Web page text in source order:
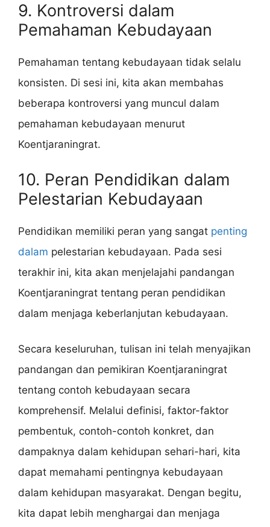
9. Kontroversi dalam
Pemahaman Kebudayaan
Pemahaman tentang kebudayaan tidak selalu
konsisten. Di sesi ini, kita akan membahas
beberapa kontroversi yang muncul dalam
pemahaman kebudayaan menurut
Koentjaraningrat.
10. Peran Pendidikan dalam
Pelestarian Kebudayaan
Pendidikan memiliki peran yang sangat penting
dalam pelestarian kebudayaan. Pada sesi
terakhir ini, kita akan menjelajahi pandangan
Koentjaraningrat tentang peran pendidikan
dalam menjaga keberlanjutan kebudayaan.
Secara keseluruhan, tulisan ini telah menyajikan
pandangan dan pemikiran Koentjaraningrat
tentang contoh kebudayaan secara
komprehensif. Melalui definisi, faktor-faktor
pembentuk, contoh-contoh konkret, dan
dampaknya dalam kehidupan sehari-hari, kita
dapat memahami pentingnya kebudayaan
dalam kehidupan masyarakat. Dengan begitu,
kita dapat lebih menghargai dan menjaga